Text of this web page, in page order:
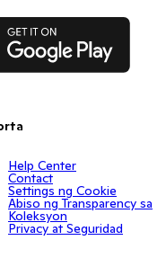
Help Center
Contact
Settings ng Cookie
Abiso ng Transparency sa
Koleksyon
Privacy at Seguridad